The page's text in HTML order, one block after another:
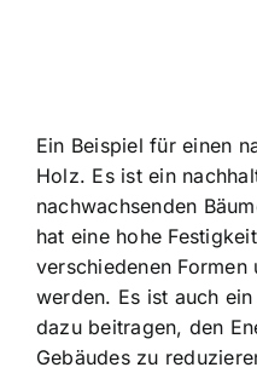
Ein Beispiel für einen
Holz. Es ist ein
nachwachsenden
hat eine hohe
verschiedenen
werden. Es ist auch
dazu beitragen, den
Gebäudes zu